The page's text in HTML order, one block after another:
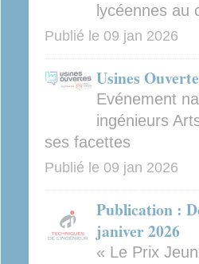
lycéennes au
Publié le 09 jan 2026
Usines
Evénement
ingénieurs
ses facettes
Publié le 09 jan 2026
Publication :
janiver 2026
« Le Prix